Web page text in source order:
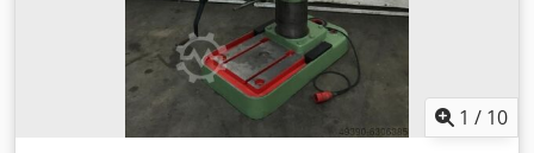
1 / 10